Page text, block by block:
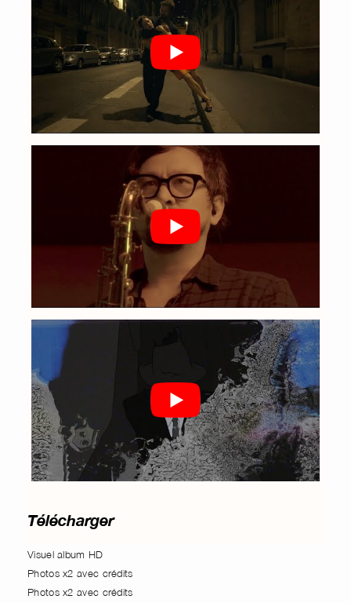
Télécharger
Visuel album HD
Photos x2 avec crédits
Photos x2 avec crédits